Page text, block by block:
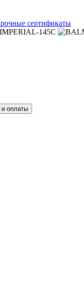
сертификаты
и оплаты